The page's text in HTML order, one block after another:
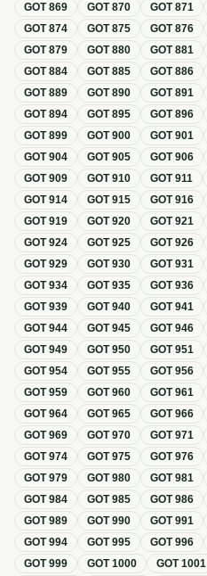
GOT869 GOT870 GOT871
GOT874 GOT875 GOT876
GOT879 GOT880 GOT881
GOT884 GOT885 GOT886
GOT889 GOT890 GOT891
GOT894 GOT895 GOT896
GOT899 GOT900 GOT901
GOT904 GOT905 GOT906
GOT909 GOT910 GOT911
GOT914 GOT915 GOT916
GOT919 GOT920 GOT921
GOT924 GOT925 GOT926
GOT929 GOT930 GOT931
GOT934 GOT935 GOT936
GOT939 GOT940 GOT941
GOT944 GOT945 GOT946
GOT949 GOT950 GOT951
GOT954 GOT955 GOT956
GOT959 GOT960 GOT961
GOT964 GOT965 GOT966
GOT969 GOT970 GOT971
GOT974 GOT975 GOT976
GOT979 GOT980 GOT981
GOT984 GOT985 GOT986
GOT989 GOT990 GOT991
GOT994 GOT995 GOT996
GOT999 GOT1000 GOT1001